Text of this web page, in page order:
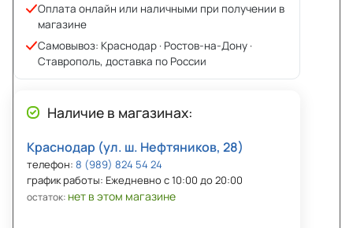
Оплата онлайн или наличными при получении в
магазине
Самовывоз: Краснодар · Ростов-на-Дону ·
Ставрополь, доставка по России
Наличие в магазинах:
Краснодар (ул. ш. Нефтяников, 28)
телефон: 8 (989) 824 54 24
график работы: Ежедневно с 10:00 до 20:00
остаток: нет в этом магазине